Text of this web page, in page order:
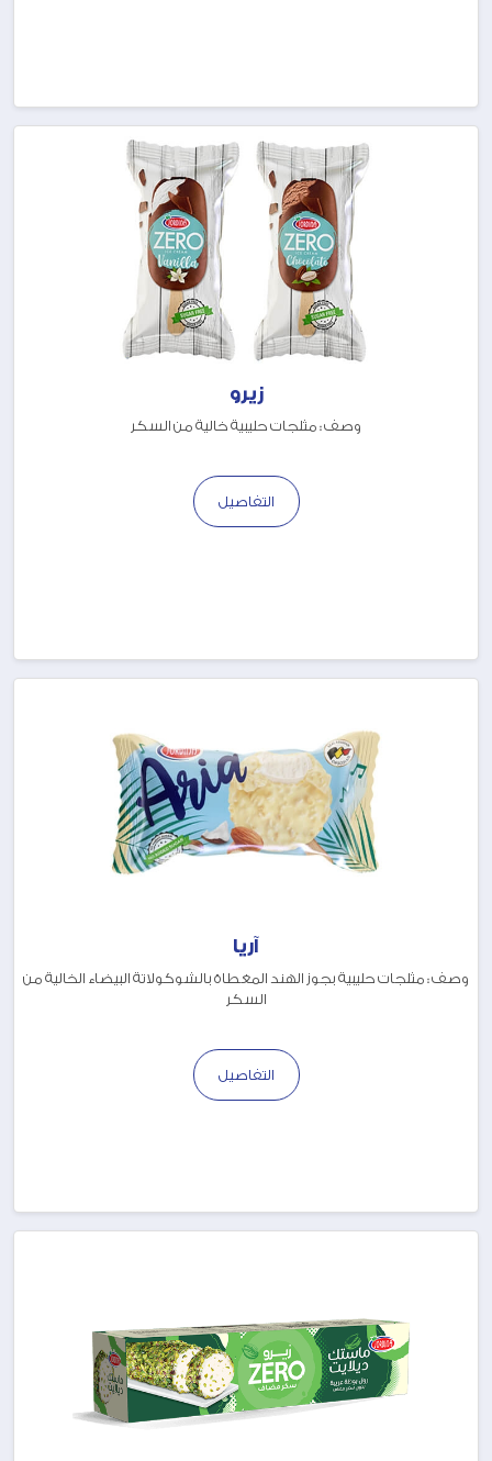
زيرو
وصف : مثلجات حليبية خالية من السكر
التفاصيل
آريا
وصف : مثلجات حليبية بجوز الهند المغطاة بالشوكولاتة البيضاء الخالية من
السكر
التفاصيل